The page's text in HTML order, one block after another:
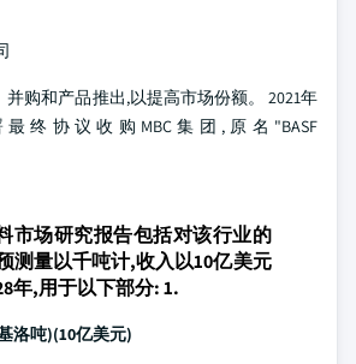
购和产品推出,以提高市场份额。 2021年
最终协议收购MBC集团,原名"BASF
市场研究报告包括对该行业的
测量以千吨计,收入以10亿美元
年,用于以下部分: 1.
洛吨)(10亿美元)